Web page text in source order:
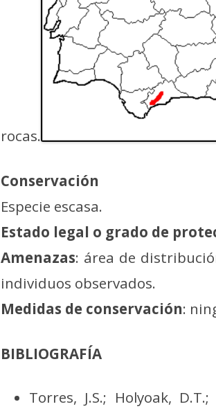
rocas.
Conservación
Especie escasa.
Estado legal o grado de
Amenazas: área de
individuos observados.
Medidas de conservación:
BIBLIOGRAFÍA
Torres, J.S.; Holyoak,